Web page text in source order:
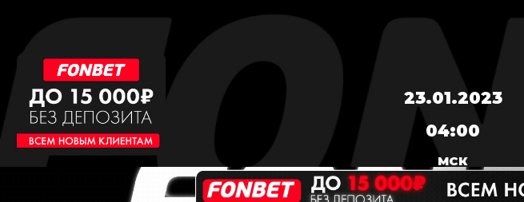
23.01.2023
04:00
МСК